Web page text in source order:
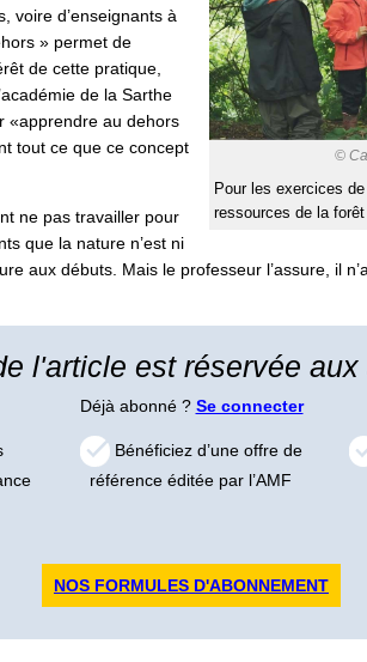
©
Pour les exercices
ressources de la
voire d’enseignants à
» permet de
de cette pratique,
de la Sarthe
«apprendre au dehors
tout ce que ce concept
ne pas travailler pour
que la nature n’est ni
aux débuts. Mais le professeur l’assure, il
l'article est réservée aux
Déjà abonné ? Se connecter
Bénéficiez d’une offre de
référence éditée par l’AMF
NOS FORMULES D'ABONNEMENT